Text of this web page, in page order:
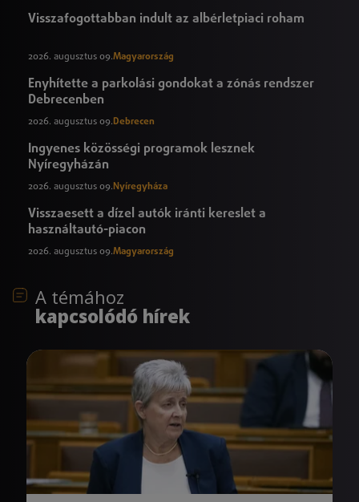
Visszafogottabban indult az albérletpiaci roham
2026. augusztus 09.Magyarország
Enyhítette a parkolási gondokat a zónás rendszer
Debrecenben
2026. augusztus 09.Debrecen
Ingyenes közösségi programok lesznek
Nyíregyházán
2026. augusztus 09. Nyíregyháza
Visszaesett a dízel autók iránti kereslet a
használtautó-piacon
2026. augusztus 09.Magyarország
A témához
kapcsolódó hírek